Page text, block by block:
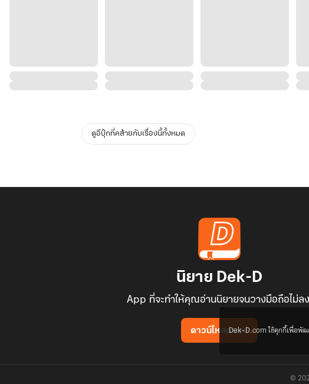
ดูอีบุ๊กที่คล้ายกับเรื่องนี้ทั้งหมด
นิยาย Dek-D
App ที่จะทำให้คุณอ่านนิยายจนวางมือถือไม่ล
ดาวน์โหลดแอป
©
Dek-D.com ใช้คุกกี้เพื่อพั